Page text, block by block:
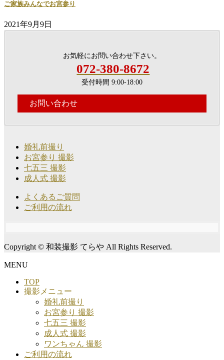
ご家族みんなでお宮参り
2021年9月9日
お気軽にお問い合わせ下さい。
072-380-8672
受付時間 9:00-18:00
お問い合わせ
婚礼前撮り
お宮参り 撮影
七五三 撮影
成人式 撮影
よくあるご質問
ご利用の流れ
Copyright © 和装撮影 てらや All Rights Reserved.
MENU
TOP
撮影メニュー
婚礼前撮り
お宮参り 撮影
七五三 撮影
成人式 撮影
ワンちゃん 撮影
ご利用の流れ